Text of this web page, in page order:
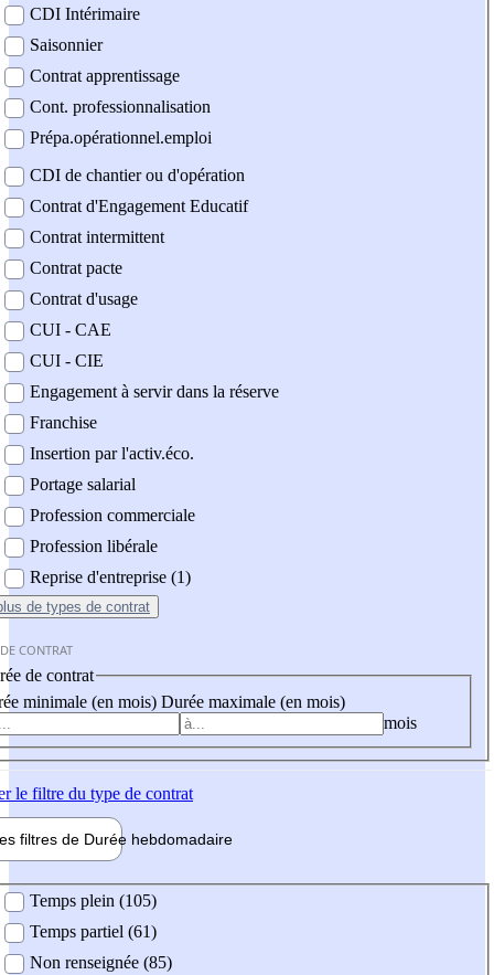
CDI Intérimaire
Saisonnier
Contrat apprentissage
Cont. professionnalisation
Prépa.opérationnel.emploi
CDI de chantier ou d'opération
Contrat d'Engagement Educatif
Contrat intermittent
Contrat pacte
Contrat d'usage
CUI - CAE
CUI - CIE
Engagement à servir dans la réserve
Franchise
Insertion par l'activ.éco.
Portage salarial
Profession commerciale
Profession libérale
Reprise d'entreprise (1)
de types de contrat
CONTRAT
de contrat
minimale (en mois) Durée maximale (en mois)
mois
le filtre du type de contrat
filtres de Durée hebdomadaire
Temps plein (105)
Temps partiel (61)
Non renseignée (85)